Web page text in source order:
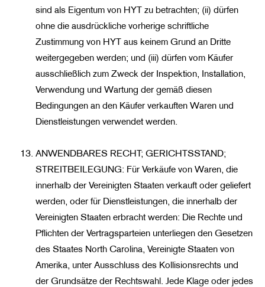
sind als Eigentum von HYT zu betrachten; (ii) dürfen
ohne die ausdrückliche vorherige schriftliche
Zustimmung von HYT aus keinem Grund an Dritte
weitergegeben werden; und (iii) dürfen vom Käufer
ausschließlich zum Zweck der Inspektion, Installation,
Verwendung und Wartung der gemäß diesen
Bedingungen an den Käufer verkauften Waren und
Dienstleistungen verwendet werden.
ANWENDBARES RECHT; GERICHTSSTAND;
STREITBEILEGUNG: Für Verkäufe von Waren, die
innerhalb der Vereinigten Staaten verkauft oder geliefert
werden, oder für Dienstleistungen, die innerhalb der
Vereinigten Staaten erbracht werden: Die Rechte und
Pflichten der Vertragsparteien unterliegen den Gesetzen
des Staates North Carolina, Vereinigte Staaten von
Amerika, unter Ausschluss des Kollisionsrechts und
der Grundsätze der Rechtswahl. Jede Klage oder jedes